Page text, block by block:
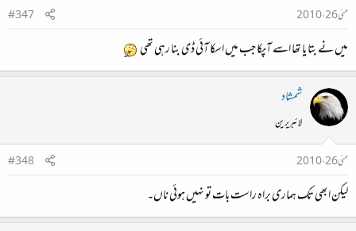
مئی 26، 2010
#347
میں نے بتا یا تھا اسے آپکا جب میں اسکا آئی ڈی بنا رہی تھی
شمشاد
لائبریرین
مئی 26، 2010
#348
لیکن ابھی تک ہماری براہ راست بات تو نہیں ہوئی ناں۔